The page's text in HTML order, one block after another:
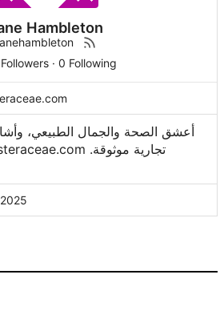
Hambleton
· 0 Following
أعشق الصحة والجمال الطبيعي،